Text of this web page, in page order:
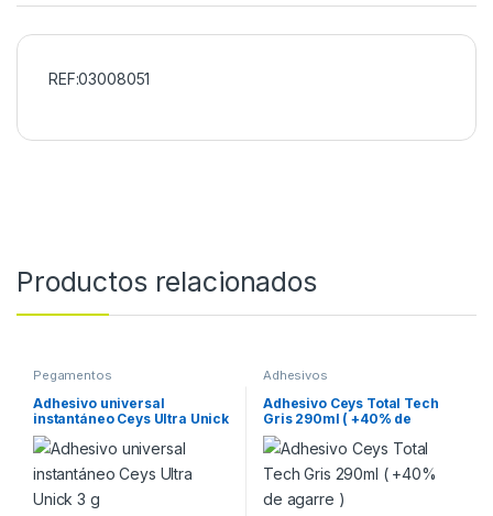
REF:03008051
Productos relacionados
Pegamentos
Adhesivo universal
instantáneo Ceys Ultra Unick
3 g
Adhesivos
Adhesivo Ceys Total Tech
Gris 290ml ( +40% de
agarre )